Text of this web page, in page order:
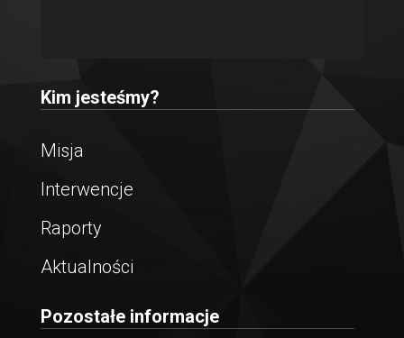
Kim jesteśmy?
Misja
Interwencje
Raporty
Aktualności
Pozostałe informacje